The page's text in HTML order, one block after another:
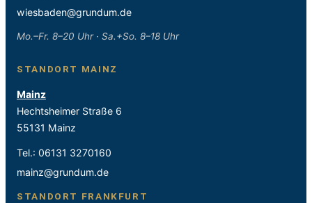
wiesbaden@grundum.de
Mo.–Fr. 8–20 Uhr · Sa.+So. 8–18 Uhr
STANDORT MAINZ
Mainz
Hechtsheimer Straße 6
55131 Mainz
Tel.: 06131 3270160
mainz@grundum.de
STANDORT FRANKFURT